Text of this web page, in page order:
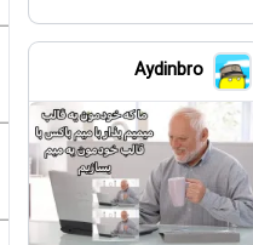
Aydinbro